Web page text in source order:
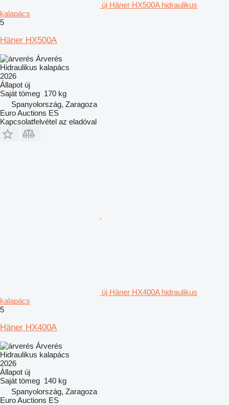
új Häner HX500A hidraulikus
kalapács
5
Häner HX500A
Árverés
Hidraulikus kalapács
2026
Állapot új
Saját tömeg 170 kg
Spanyolország, Zaragoza
Euro Auctions ES
Kapcsolatfelvétel az eladóval
új Häner HX400A hidraulikus
kalapács
5
Häner HX400A
Árverés
Hidraulikus kalapács
2026
Állapot új
Saját tömeg 140 kg
Spanyolország, Zaragoza
Euro Auctions ES